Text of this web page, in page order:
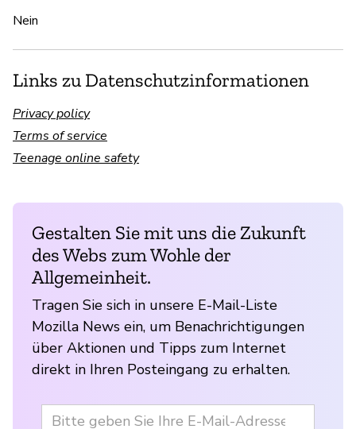
Nein
Links zu Datenschutzinformationen
Privacy policy
Terms of service
Teenage online safety
Gestalten Sie mit uns die Zukunft
des Webs zum Wohle der
Allgemeinheit.
Tragen Sie sich in unsere E-Mail-Liste
Mozilla News ein, um Benachrichtigungen
über Aktionen und Tipps zum Internet
direkt in Ihren Posteingang zu erhalten.